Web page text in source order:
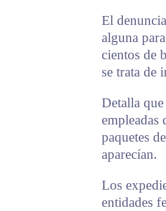
El
alguna
cientos de
se trata de
Detalla
empleadas
paquetes
aparecían.
Los
entidades